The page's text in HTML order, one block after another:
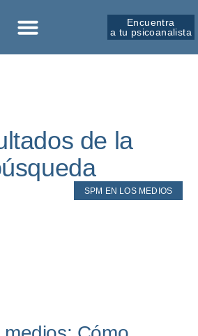
Encuentra
a tu psicoanalista
de la
SPM EN LOS MEDIOS